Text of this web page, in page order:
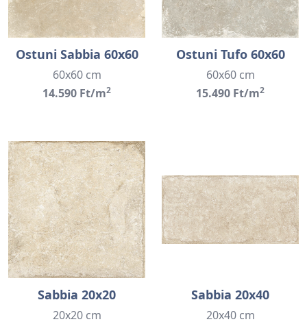
Ostuni Sabbia 60x60
60x60 cm
14.590 Ft/m2
Ostuni Tufo 60x60
60x60 cm
15.490 Ft/m2
Sabbia 20x20
20x20 cm
Sabbia 20x40
20x40 cm